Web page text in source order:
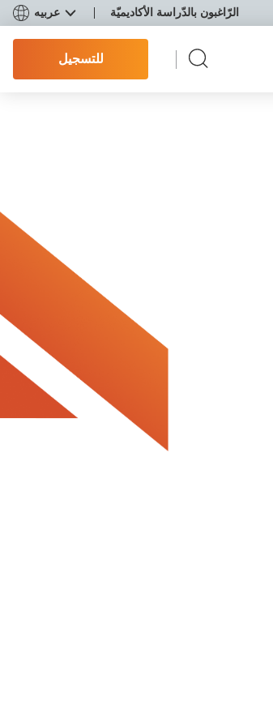
الرّاغبون بالدّراسة الأكاديميّة عربيه
للتسجيل